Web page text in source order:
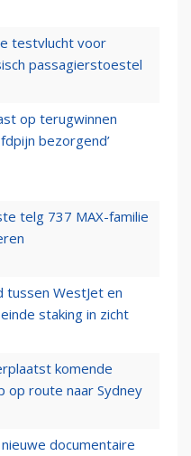
testvlucht voor
passagierstoestel
op terugwinnen
bezorgend’
telg 737 MAX-familie
tussen WestJet en
staking in zicht
komende
op route naar Sydney
documentaire